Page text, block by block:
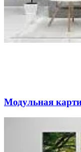
Модульная